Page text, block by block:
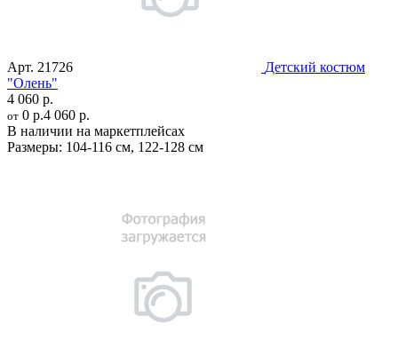
Арт. 21726
Детский костюм
"Олень"
4 060 р.
от 0 р.4 060 р.
В наличии на маркетплейсах
Размеры: 104-116 см, 122-128 см